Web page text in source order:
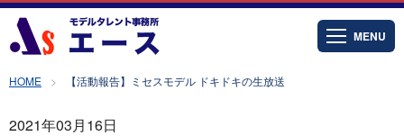
MENU
HOME 【活動報告】ミセスモデル ドキドキの生放送
2021年03月16日